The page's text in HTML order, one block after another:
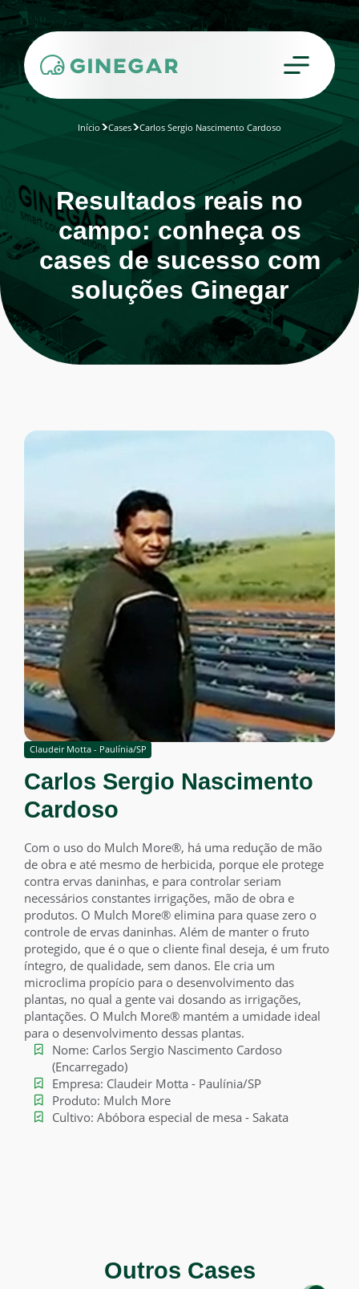
Início Cases Carlos Sergio Nascimento Cardoso
Resultados reais no
campo: conheça os
cases de sucesso com
soluções Ginegar
Claudeir Motta - Paulínia/SP
Carlos Sergio Nascimento
Cardoso
Com o uso do Mulch More®, há uma redução de mão
de obra e até mesmo de herbicida, porque ele protege
contra ervas daninhas, e para controlar seriam
necessários constantes irrigações, mão de obra e
produtos. O Mulch More® elimina para quase zero o
controle de ervas daninhas. Além de manter o fruto
protegido, que é o que o cliente final deseja, é um fruto
íntegro, de qualidade, sem danos. Ele cria um
microclima propício para o desenvolvimento das
plantas, no qual a gente vai dosando as irrigações,
plantações. O Mulch More® mantém a umidade ideal
para o desenvolvimento dessas plantas.
Nome: Carlos Sergio Nascimento Cardoso
(Encarregado)
Empresa: Claudeir Motta - Paulínia/SP
Produto: Mulch More
Cultivo: Abóbora especial de mesa - Sakata
Outros Cases